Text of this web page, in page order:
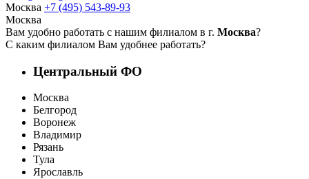
Москва +7 (495) 543-89-93
Москва
Вам удобно работать с нашим филиалом в г. Москва?
С каким филиалом Вам удобнее работать?
Центральный ФО
Москва
Белгород
Воронеж
Владимир
Рязань
Тула
Ярославль